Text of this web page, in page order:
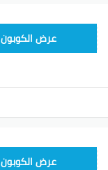
RRF24عرض الكوبون
RRF24عرض الكوبون